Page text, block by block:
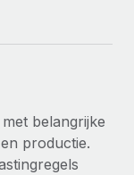
experts
belangrijke
productie.